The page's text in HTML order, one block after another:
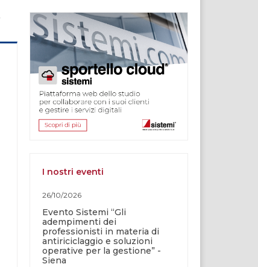
I nostri eventi
26/10/2026
Evento Sistemi “Gli
adempimenti dei
professionisti in materia di
antiriciclaggio e soluzioni
operative per la gestione” -
Siena